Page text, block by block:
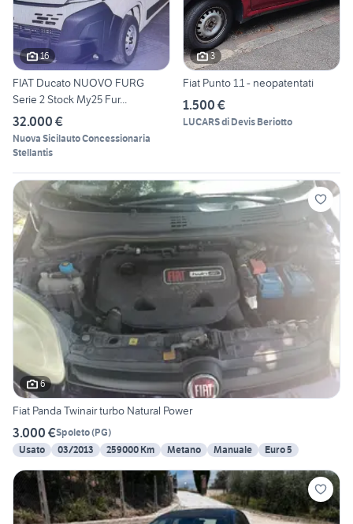
16
FIAT Ducato NUOVO FURG
Serie 2 Stock My25 Fur...
32.000 €
Nuova Sicilauto Concessionaria
Stellantis
3
Fiat Punto 1.1 - neopatentati
1.500 €
LUCARS di Devis Beriotto
6
Fiat Panda Twinair turbo Natural Power
3.000 €Spoleto(PG)
Usato
03/2013 259000 Km Metano Manuale Euro 5